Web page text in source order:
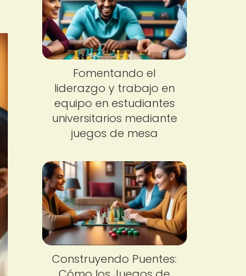
Fomentando el
liderazgo y trabajo en
equipo en estudiantes
universitarios mediante
juegos de mesa
Construyendo Puentes: